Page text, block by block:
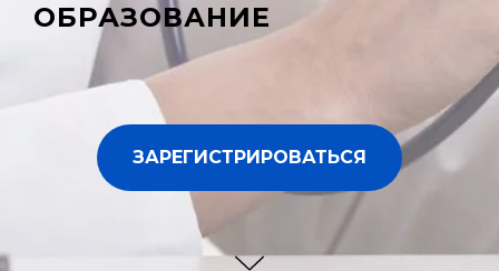
ОБРАЗОВАНИЕ
ЗАРЕГИСТРИРОВАТЬСЯ